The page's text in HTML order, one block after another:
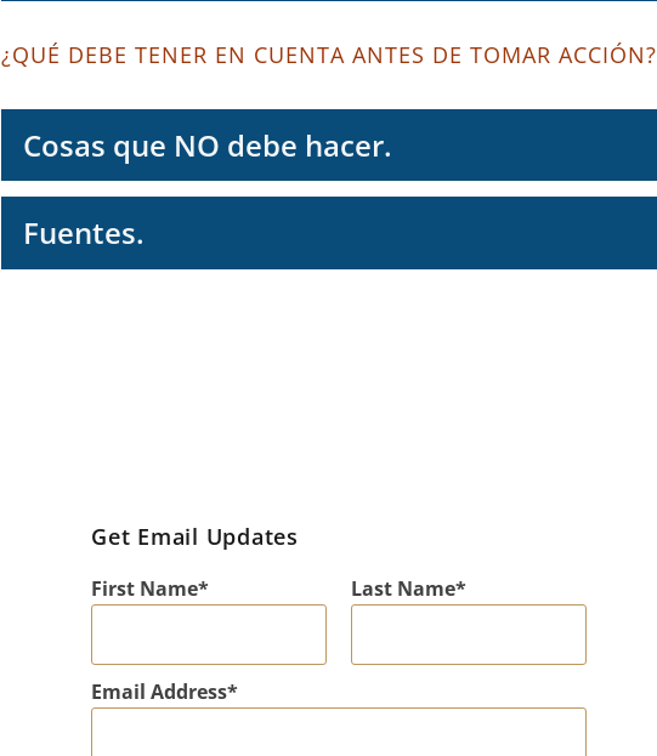
¿QUÉ DEBE TENER EN CUENTA ANTES DE TOMAR ACCIÓN?
Cosas que NO debe hacer.
Fuentes.
Get Email Updates
First Name Last Name
Email Address